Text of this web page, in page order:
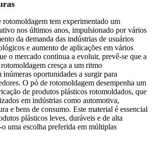
rotomoldagem tem experimentado um
nos últimos anos, impulsionado por vários
da demanda das indústrias de usuários
e aumento de aplicações em vários
o mercado continua a evoluir, prevê-se que a
cresça a um ritmo
inúmeras oportunidades a surgir para
O pó de rotomoldagem desempenha um
de produtos plásticos rotomoldados, que
em indústrias como automotiva,
e bens de consumo. Este material é essencial
plásticos leves, duráveis ​​e de alta
uma escolha preferida em múltiplas